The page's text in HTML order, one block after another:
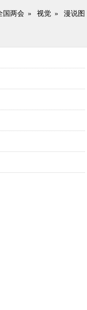
国两会 » 视觉 » 漫说图